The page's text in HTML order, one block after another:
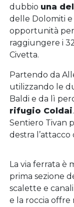
dubbio una
delle Dolomiti
opportunità per
raggiungere i
Civetta.
Partendo da
utilizzando le
Baldi e da lì
rifugio Coldai
Sentiero Tivan
destra
La via ferrata è
prima sezione
scalette e
e la roccia